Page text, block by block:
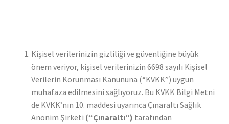
Kişisel verilerinizin gizliliği ve güvenliğine büyük
önem veriyor, kişisel verilerinizin 6698 sayılı Kişisel
Verilerin Korunması Kanununa (“KVKK”) uygun
muhafaza edilmesini sağlıyoruz. Bu KVKK Bilgi Metni
de KVKK’nın 10. maddesi uyarınca Çınaraltı Sağlık
Anonim Şirketi (“Çınaraltı”) tarafından